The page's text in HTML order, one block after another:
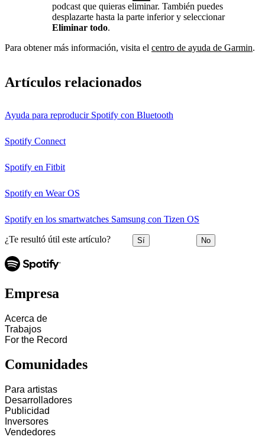
podcast que quieras eliminar. También puedes
desplazarte hasta la parte inferior y seleccionar
Eliminar todo.
Para obtener más información, visita el centro de ayuda de Garmin.
Artículos relacionados
Ayuda para reproducir Spotify con Bluetooth
Spotify Connect
Spotify en Fitbit
Spotify en Wear OS
Spotify en los smartwatches Samsung con Tizen OS
¿Te resultó útil este artículo? Sí No
Empresa
Acerca de
Trabajos
For the Record
Comunidades
Para artistas
Desarrolladores
Publicidad
Inversores
Vendedores